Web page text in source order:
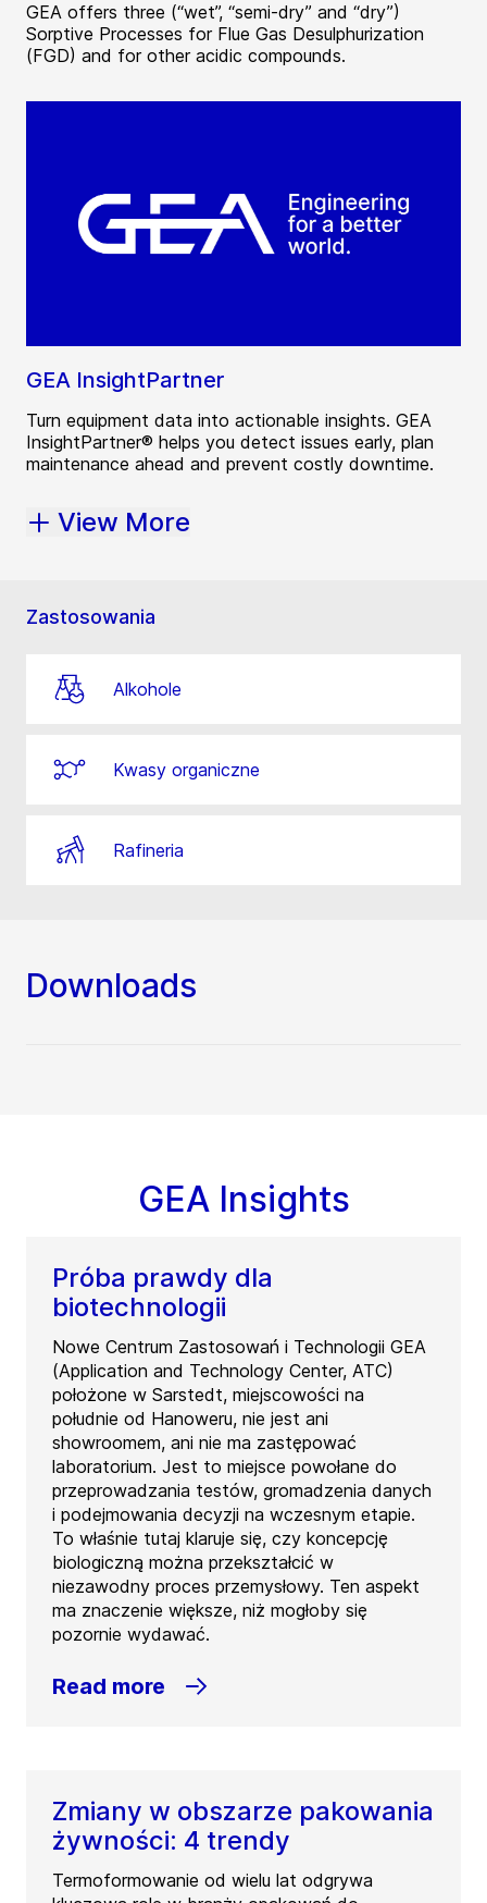
GEA offers three (“wet”, “semi-dry” and “dry”)
Sorptive Processes for Flue Gas Desulphurization
(FGD) and for other acidic compounds.
GEA InsightPartner
Turn equipment data into actionable insights. GEA
InsightPartner® helps you detect issues early, plan
maintenance ahead and prevent costly downtime.
View More
Zastosowania
Alkohole
Kwasy organiczne
Rafineria
Downloads
GEA Insights
Próba prawdy dla
biotechnologii
Nowe Centrum Zastosowań i Technologii GEA
(Application and Technology Center, ATC)
położone w Sarstedt, miejscowości na
południe od Hanoweru, nie jest ani
showroomem, ani nie ma zastępować
laboratorium. Jest to miejsce powołane do
przeprowadzania testów, gromadzenia danych
i podejmowania decyzji na wczesnym etapie.
To właśnie tutaj klaruje się, czy koncepcję
biologiczną można przekształcić w
niezawodny proces przemysłowy. Ten aspekt
ma znaczenie większe, niż mogłoby się
pozornie wydawać.
Read more
Zmiany w obszarze pakowania
żywności: 4 trendy
Termoformowanie od wielu lat odgrywa